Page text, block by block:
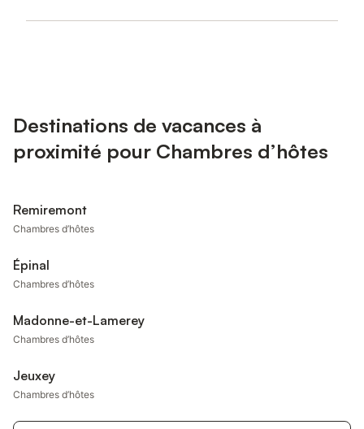
Destinations de vacances à
proximité pour Chambres d’hôtes
Remiremont
Chambres d’hôtes
Épinal
Chambres d’hôtes
Madonne-et-Lamerey
Chambres d’hôtes
Jeuxey
Chambres d’hôtes